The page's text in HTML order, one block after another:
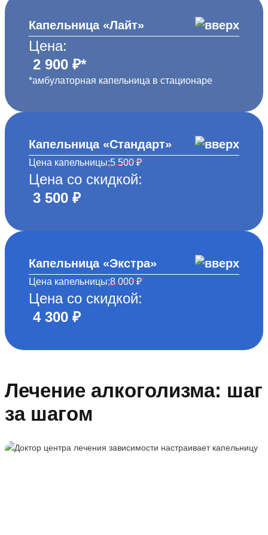
Капельница «Лайт»
Цена:
2 900 ₽*
*амбулаторная капельница в стационаре
Капельница «Стандарт»
Цена капельницы:5 500 ₽
Цена со скидкой:
3 500 ₽
Капельница «Экстра»
Цена капельницы:8 000 ₽
Цена со скидкой:
4 300 ₽
Лечение алкоголизма: шаг
за шагом